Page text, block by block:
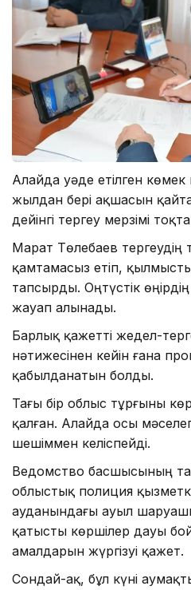
Алайда уәде етілген көмек
жылдан бері ақшасын
дейінгі тергеу мерзімі
Марат Төлебаев тергеудің
қамтамасыз етіп,
тапсырды. Оңтүстік
жауап алынады.
Барлық қажетті жедел-
нәтижесінен кейін ғана
қабылданатын болды.
Тағы бір облыс тұрғыны
қалған. Алайда осы
шешіммен келіспейді.
Ведомство басшысының
облыстық полиция
ауданындағы ауыл
қатысты көршілер дауы
амалдарын жүргізуі қажет.
Сондай-ақ, бұл күні